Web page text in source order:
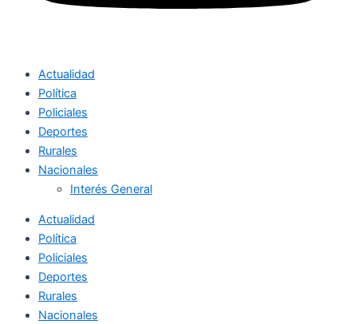
Actualidad
Política
Policiales
Deportes
Rurales
Nacionales
Interés General
Actualidad
Política
Policiales
Deportes
Rurales
Nacionales